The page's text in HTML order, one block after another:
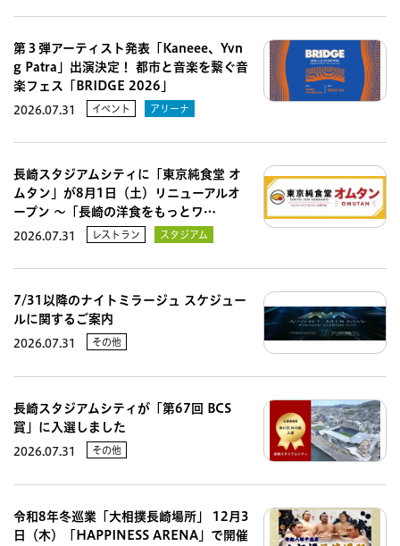
第３弾アーティスト発表「Kaneee、Yvn
g Patra」出演決定！ 都市と音楽を繋ぐ音
楽フェス「BRIDGE 2026」
2026.07.31 イベント アリーナ
長崎スタジアムシティに「東京純食堂 オ
ムタン」が8月1日（土）リニューアルオ
ープン 〜「長崎の洋食をもっとワ…
2026.07.31 レストラン スタジアム
7/31以降のナイトミラージュ スケジュー
ルに関するご案内
2026.07.31 その他
長崎スタジアムシティが「第67回 BCS
賞」に入選しました
2026.07.31 その他
令和8年冬巡業「大相撲長崎場所」 12月3
日（木）「HAPPINESS ARENA」で開催